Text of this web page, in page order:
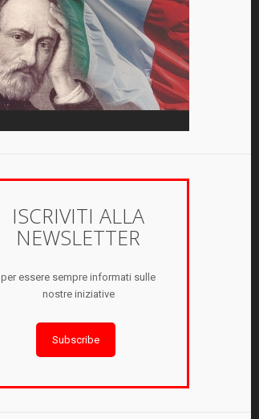
ISCRIVITI ALLA
NEWSLETTER
per essere sempre informati sulle
nostre iniziative
Subscribe